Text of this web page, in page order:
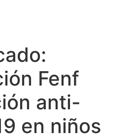
Fenf
anti-
en niños